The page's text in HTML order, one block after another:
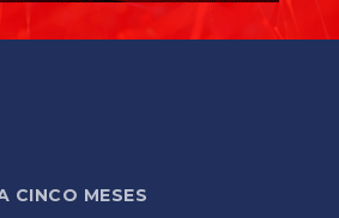
CINCO MESES